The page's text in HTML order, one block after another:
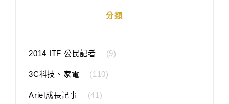
分類
2014 ITF 公民記者 (9)
3C科技、家電 (110)
Ariel成長記事 (41)